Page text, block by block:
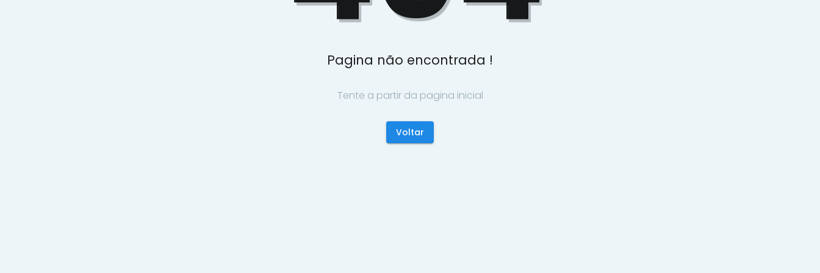
Pagina não encontrada !
Tente a partir da pagina inicial
Voltar